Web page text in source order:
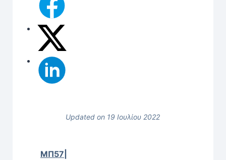
Updated on 19 Ιουλίου 2022
ΜΠ57|